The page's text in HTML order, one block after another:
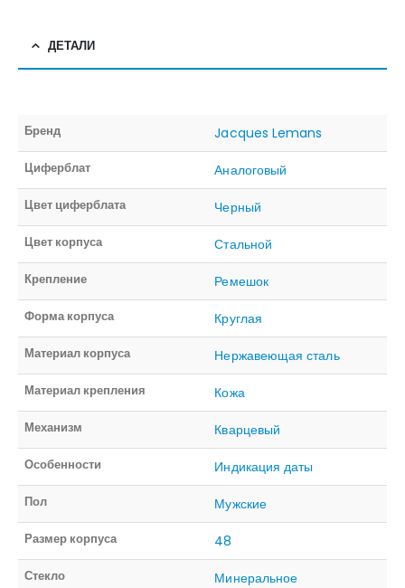
ДЕТАЛИ
Бренд Jacques Lemans
Циферблат Аналоговый
Цвет циферблата Черный
Цвет корпуса Стальной
Крепление Ремешок
Форма корпуса Круглая
Материал корпуса Нержавеющая сталь
Материал крепления Кожа
Механизм Кварцевый
Особенности Индикация даты
Пол Мужские
Размер корпуса 48
Стекло Минеральное